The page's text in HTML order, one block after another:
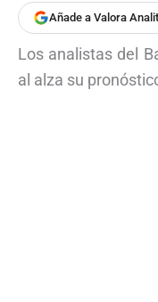
Añade a Valora
Los analistas del
al alza su